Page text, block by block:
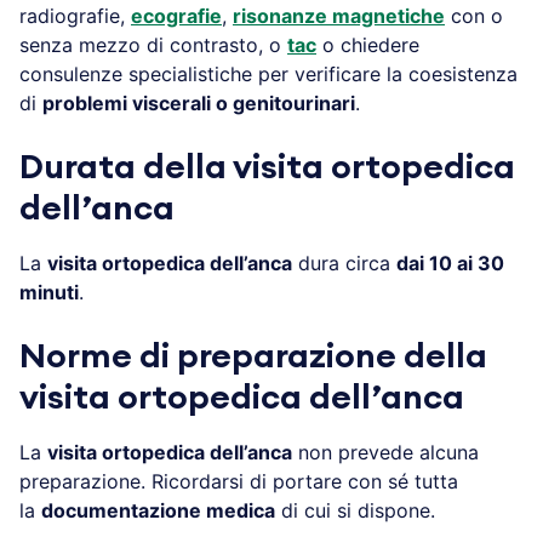
radiografie, ecografie, risonanze magnetiche con o
senza mezzo di contrasto, o tac o chiedere
consulenze specialistiche per verificare la coesistenza
di problemi viscerali o genitourinari.
Durata della visita ortopedica
dell’anca
La visita ortopedica dell’anca dura circa dai 10 ai 30
minuti.
Norme di preparazione della
visita ortopedica dell’anca
La visita ortopedica dell’anca non prevede alcuna
preparazione. Ricordarsi di portare con sé tutta
la documentazione medica di cui si dispone.